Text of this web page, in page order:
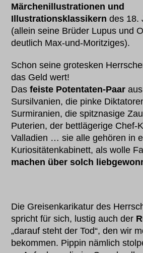
Märchenillustrationen und
Illustrationsklassikern des 18.
(allein seine Brüder Lupus und
deutlich Max-und-Moritziges).
Schon seine grotesken
das Geld wert!
Dasfeiste Potentaten-Paar
Sursilvanien, die pinke
Surmiranien, die spitznasige
Puterien, der bettlägerige Chef-
Valladien … sie alle gehören in
Kuriositätenkabinett, als wolle
machen über solch
Die Greisenkarikatur des
spricht für sich, lustig auch der
„darauf steht der Tod“, den wir
bekommen. Pippin nämlich